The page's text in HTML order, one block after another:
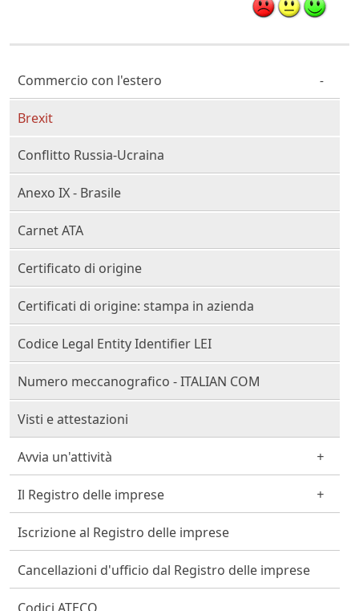
Cittadino Professionista Imprenditore
Commercio con l'estero
Brexit
Conflitto Russia-Ucraina
Anexo IX - Brasile
Carnet ATA
Certificato di origine
Certificati di origine: stampa in azienda
Codice Legal Entity Identifier LEI
Numero meccanografico - ITALIAN COM
Visti e attestazioni
Avvia un'attività
Il Registro delle imprese
Iscrizione al Registro delle imprese
Cancellazioni d'ufficio dal Registro delle imprese